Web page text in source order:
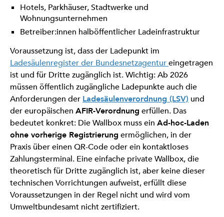
Hotels, Parkhäuser, Stadtwerke und
Wohnungsunternehmen
Betreiber:innen halböffentlicher Ladeinfrastruktur
Voraussetzung ist, dass der Ladepunkt im
Ladesäulenregister der Bundesnetzagentureingetragen
ist und für Dritte zugänglich ist. Wichtig: Ab 2026
müssen öffentlich zugängliche Ladepunkte auch die
Anforderungen der Ladesäulenverordnung (LSV) und
der europäischen AFIR-Verordnung erfüllen. Das
bedeutet konkret: Die Wallbox muss ein Ad-hoc-Laden
ohne vorherige Registrierung ermöglichen, in der
Praxis über einen QR-Code oder ein kontaktloses
Zahlungsterminal. Eine einfache private Wallbox, die
theoretisch für Dritte zugänglich ist, aber keine dieser
technischen Vorrichtungen aufweist, erfüllt diese
Voraussetzungen in der Regel nicht und wird vom
Umweltbundesamt nicht zertifiziert.